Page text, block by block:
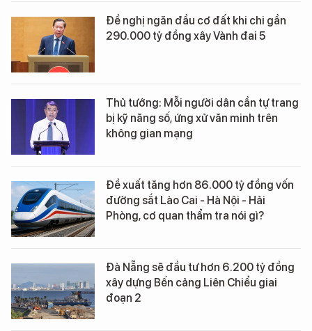
Đề nghị ngăn đầu cơ đất khi chi gần
290.000 tỷ đồng xây Vành đai 5
Thủ tướng: Mỗi người dân cần tự trang
bị kỹ năng số, ứng xử văn minh trên
không gian mạng
Đề xuất tăng hơn 86.000 tỷ đồng vốn
đường sắt Lào Cai - Hà Nội - Hải
Phòng, cơ quan thẩm tra nói gì?
Đà Nẵng sẽ đầu tư hơn 6.200 tỷ đồng
xây dựng Bến cảng Liên Chiểu giai
đoạn 2